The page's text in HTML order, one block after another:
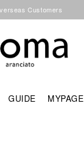
Customers
GUIDE MYPAGE